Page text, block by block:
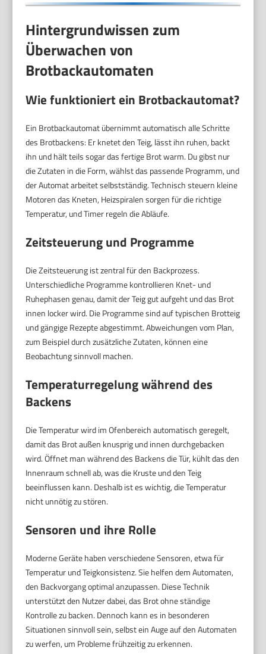
Hintergrundwissen zum
Überwachen von
Brotbackautomaten
Wie funktioniert ein Brotbackautomat?
Ein Brotbackautomat übernimmt automatisch alle Schritte
des Brotbackens: Er knetet den Teig, lässt ihn ruhen, backt
ihn und hält teils sogar das fertige Brot warm. Du gibst nur
die Zutaten in die Form, wählst das passende Programm, und
der Automat arbeitet selbstständig. Technisch steuern kleine
Motoren das Kneten, Heizspiralen sorgen für die richtige
Temperatur, und Timer regeln die Abläufe.
Zeitsteuerung und Programme
Die Zeitsteuerung ist zentral für den Backprozess.
Unterschiedliche Programme kontrollieren Knet- und
Ruhephasen genau, damit der Teig gut aufgeht und das Brot
innen locker wird. Die Programme sind auf typischen Brotteig
und gängige Rezepte abgestimmt. Abweichungen vom Plan,
zum Beispiel durch zusätzliche Zutaten, können eine
Beobachtung sinnvoll machen.
Temperaturregelung während des
Backens
Die Temperatur wird im Ofenbereich automatisch geregelt,
damit das Brot außen knusprig und innen durchgebacken
wird. Öffnet man während des Backens die Tür, kühlt das den
Innenraum schnell ab, was die Kruste und den Teig
beeinflussen kann. Deshalb ist es wichtig, die Temperatur
nicht unnötig zu stören.
Sensoren und ihre Rolle
Moderne Geräte haben verschiedene Sensoren, etwa für
Temperatur und Teigkonsistenz. Sie helfen dem Automaten,
den Backvorgang optimal anzupassen. Diese Technik
unterstützt den Nutzer dabei, das Brot ohne ständige
Kontrolle zu backen. Dennoch kann es in besonderen
Situationen sinnvoll sein, selbst ein Auge auf den Automaten
zu werfen, um Probleme frühzeitig zu erkennen.